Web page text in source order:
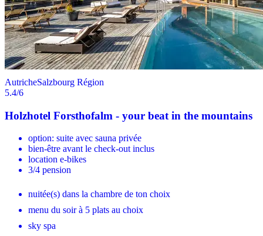
AutricheSalzbourg Région
5.4/6
Holzhotel Forsthofalm - your beat in the mountains
option: suite avec sauna privée
bien-être avant le check-out inclus
location e-bikes
3/4 pension
nuitée(s) dans la chambre de ton choix
menu du soir à 5 plats au choix
sky spa